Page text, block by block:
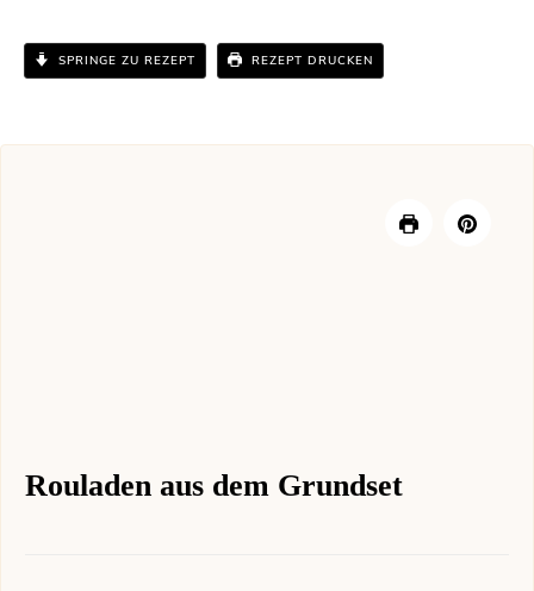
SPRINGE ZU REZEPT REZEPT DRUCKEN
Rouladen aus dem Grundset